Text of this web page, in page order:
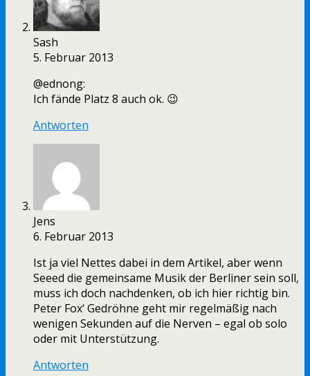
Sash
5. Februar 2013
@ednong:
Ich fände Platz 8 auch ok. 😉
Antworten
Jens
6. Februar 2013
Ist ja viel Nettes dabei in dem Artikel, aber wenn
Seeed die gemeinsame Musik der Berliner sein soll,
muss ich doch nachdenken, ob ich hier richtig bin.
Peter Fox‘ Gedröhne geht mir regelmäßig nach
wenigen Sekunden auf die Nerven – egal ob solo
oder mit Unterstützung.
Antworten